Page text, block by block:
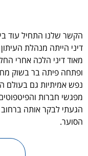
הקשר שלנו התחיל עוד
דיני הייתה מנהלת
מאוד דיני הלכה אחרי
ופתחה פיתה בר בשוק
נפש אמיתיות גם בעולם
מפגשי חברות
הגעתי לבקר אותה
הסוער.